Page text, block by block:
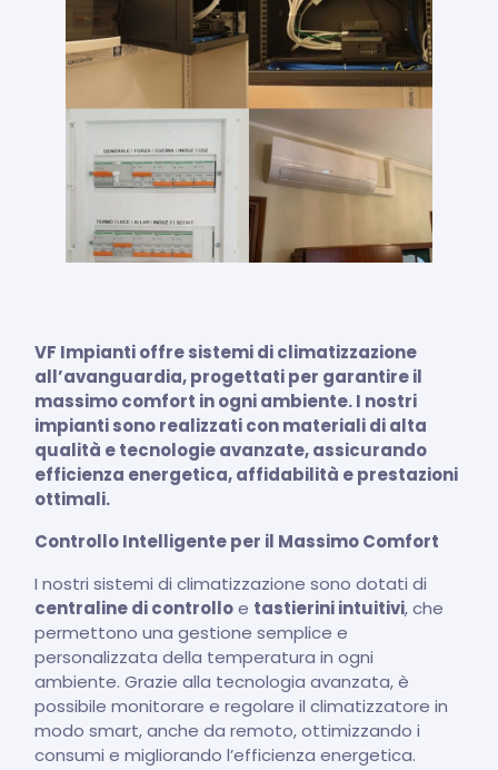
VF Impianti offre sistemi di climatizzazione
all’avanguardia, progettati per garantire il
massimo comfort in ogni ambiente. I nostri
impianti sono realizzati con materiali di alta
qualità e tecnologie avanzate, assicurando
efficienza energetica, affidabilità e prestazioni
ottimali.
Controllo Intelligente per il Massimo Comfort
I nostri sistemi di climatizzazione sono dotati di
centraline di controlloe tastierini intuitivi, che
permettono una gestione semplice e
personalizzata della temperatura in ogni
ambiente. Grazie alla tecnologia avanzata, è
possibile monitorare e regolare il climatizzatore in
modo smart, anche da remoto, ottimizzando i
consumi e migliorando l’efficienza energetica.